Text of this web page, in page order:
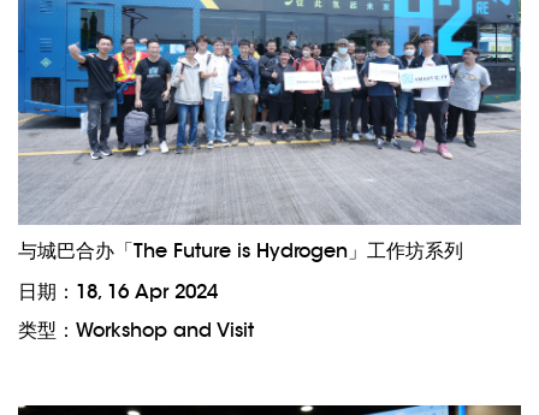
与城巴合办「The Future is Hydrogen」工作坊系列
日期：18, 16 Apr 2024
类型：Workshop and Visit